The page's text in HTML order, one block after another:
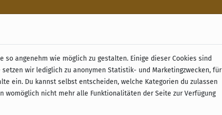
30 Tage Rückgabe
Parks & Potions (EN)
angenehm wie möglich zu gestalten. Einige dieser Cookies sind
wir lediglich zu anonymen Statistik- und Marketingzwecken, für
ein. Du kannst selbst entscheiden, welche Kategorien du zulassen
nicht mehr alle Funktionalitäten der Seite zur Verfügung